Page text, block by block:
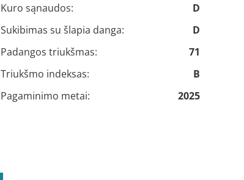
Kuro sąnaudos:
D
Sukibimas su šlapia danga:
D
Padangos triukšmas:
71
Triukšmo indeksas:
B
Pagaminimo metai:
2025